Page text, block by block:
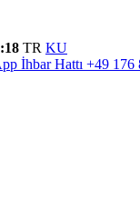
TR KU
İhbar Hattı +49 176